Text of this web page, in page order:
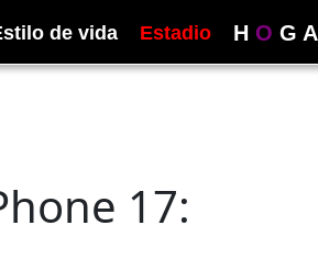
de vida Estadio H O G A
17: